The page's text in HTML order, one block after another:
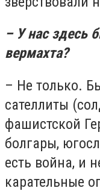
– У нас здесь
вермахта?
– Не только.
сателлиты
фашистской
болгары,
есть война, и
карательные